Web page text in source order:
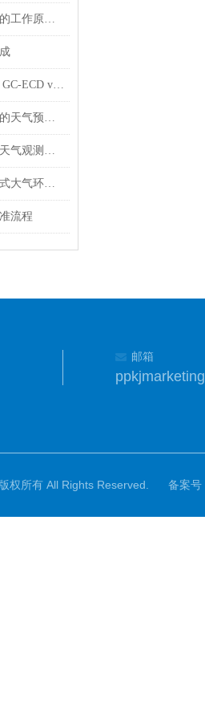
详细分析便携式烟气配气仪的工作原理、应用以及使用特点
大气PANs分析仪选型关键：GC-ECD vs CIMS，灵敏度差了10倍
微型气象站是一款随身携带的天气预报仪器
超声波风速风向仪是现代化天气观测的重要工具
氨气分析仪在固定式和移动式大气环境实验室中的应用
流程
邮箱
权所有 All Rights Reserved. 备案号